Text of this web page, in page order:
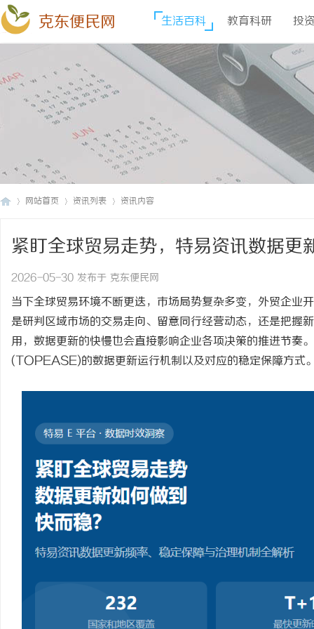
克东便民网 生活百科 教育科研 投
网站首页 资讯列表 资讯内容
紧盯全球贸易走势，特易资讯数据更
2026-05-30 发布于 克东便民网
当下全球贸易环境不断更迭，市场局势复杂多变，外贸企业
是研判区域市场的交易走向、留意同行经营动态，还是把握
用，数据更新的快慢也会直接影响企业各项决策的推进节奏
(TOPEASE)的数据更新运行机制以及对应的稳定保障方式